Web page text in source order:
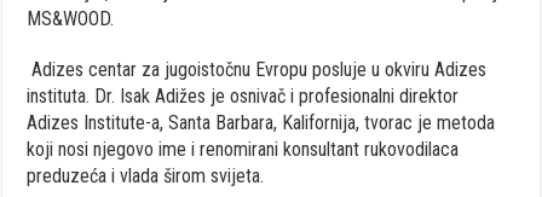
MS&WOOD.
Adizes centar za jugoistočnu Evropu posluje u okviru Adizes
instituta. Dr. Isak Adižes je osnivač i profesionalni direktor
Adizes Institute-a, Santa Barbara, Kalifornija, tvorac je metoda
koji nosi njegovo ime i renomirani konsultant rukovodilaca
preduzeća i vlada širom svijeta.